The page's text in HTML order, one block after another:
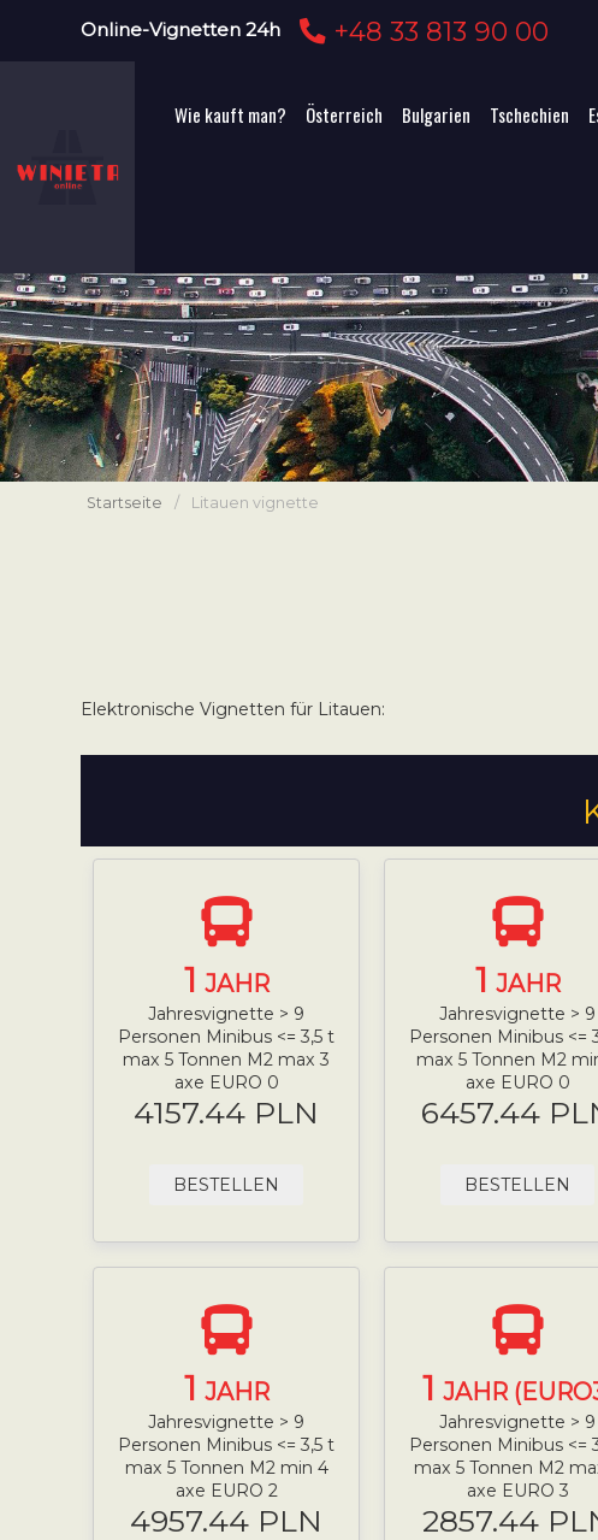
Online-Vignetten 24h +48 33 813 90 00
Wie kauft man? Österreich Bulgarien Tschechien
Startseite / Litauen vignette
Elektronische Vignetten für Litauen:
1 JAHR
Jahresvignette > 9
Personen Minibus <= 3,5 t
max 5 Tonnen M2 max 3
axe EURO 0
4157.44 PLN
BESTELLEN
1 JAHR
Jahresvignette > 9
Personen Minibus <=
max 5 Tonnen M2
axe EURO 0
6457.44
BESTELLEN
1 JAHR
Jahresvignette > 9
Personen Minibus <= 3,5 t
max 5 Tonnen M2 min 4
axe EURO 2
4957.44 PLN
1JAHR
Jahresvignette > 9
Personen Minibus <=
max 5 Tonnen M2
axe EURO 3
2857.44